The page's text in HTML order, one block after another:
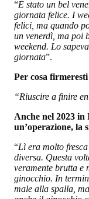
“È stato un bel
giornata felice. I
felici, ma quando
un venerdì, ma poi
weekend. Lo
giornata”.
Per cosa
“Riuscire a finire
Anche nel 2023
un’operazione, la
“Lì era molto
diversa. Questa
veramente brutta e
ginocchio. In
male alla spalla,